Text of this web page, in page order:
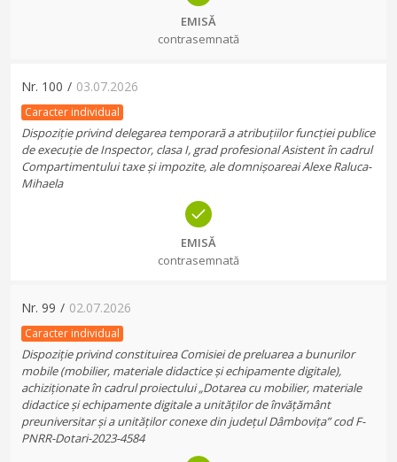
EMISĂ
contrasemnată
Nr. 100 / 03.07.2026
Caracter individual
Dispoziție privind delegarea temporară a atribuțiilor funcției publice
de execuție de Inspector, clasa I, grad profesional Asistent în cadrul
Compartimentului taxe și impozite, ale domnișoareai Alexe Raluca-
Mihaela
EMISĂ
contrasemnată
Nr. 99 / 02.07.2026
Caracter individual
Dispoziție privind constituirea Comisiei de preluarea a bunurilor
mobile (mobilier, materiale didactice și echipamente digitale),
achiziționate în cadrul proiectului „Dotarea cu mobilier, materiale
didactice și echipamente digitale a unităților de învățământ
preuniversitar și a unităților conexe din județul Dâmbovița” cod F-
PNRR-Dotari-2023-4584